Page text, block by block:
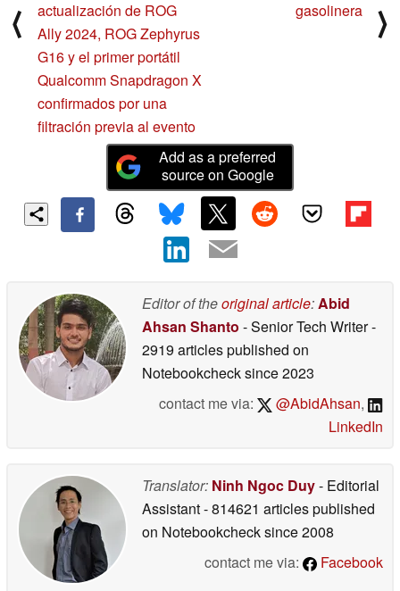
⟨
actualización de ROG
Ally 2024, ROG Zephyrus
G16 y el primer portátil
Qualcomm Snapdragon X
confirmados por una
filtración previa al evento
gasolinera
⟩
Add as a preferred
source on Google
Editor of theoriginal article:Abid
Ahsan Shanto - Senior Tech Writer-
2919 articles published on
Notebookchecksince 2023
contact me via:
@AbidAhsan,
LinkedIn
Translator: Ninh Ngoc Duy- Editorial
Assistant- 814621 articles published
on Notebookchecksince 2008
contact me via:
Facebook